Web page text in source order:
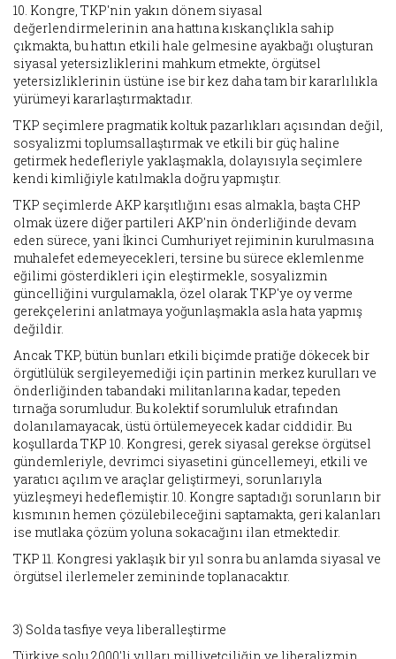
10. Kongre, TKP'nin yakın dönem siyasal
değerlendirmelerinin ana hattına kıskançlıkla sahip
çıkmakta, bu hattın etkili hale gelmesine ayakbağı oluşturan
siyasal yetersizliklerini mahkum etmekte, örgütsel
yetersizliklerinin üstüne ise bir kez daha tam bir kararlılıkla
yürümeyi kararlaştırmaktadır.
TKP seçimlere pragmatik koltuk pazarlıkları açısından değil,
sosyalizmi toplumsallaştırmak ve etkili bir güç haline
getirmek hedefleriyle yaklaşmakla, dolayısıyla seçimlere
kendi kimliğiyle katılmakla doğru yapmıştır.
TKP seçimlerde AKP karşıtlığını esas almakla, başta CHP
olmak üzere diğer partileri AKP'nin önderliğinde devam
eden sürece, yani İkinci Cumhuriyet rejiminin kurulmasına
muhalefet edemeyecekleri, tersine bu sürece eklemlenme
eğilimi gösterdikleri için eleştirmekle, sosyalizmin
güncelliğini vurgulamakla, özel olarak TKP'ye oy verme
gerekçelerini anlatmaya yoğunlaşmakla asla hata yapmış
değildir.
Ancak TKP, bütün bunları etkili biçimde pratiğe dökecek bir
örgütlülük sergileyemediği için partinin merkez kurulları ve
önderliğinden tabandaki militanlarına kadar, tepeden
tırnağa sorumludur. Bu kolektif sorumluluk etrafından
dolanılamayacak, üstü örtülemeyecek kadar ciddidir. Bu
koşullarda TKP 10. Kongresi, gerek siyasal gerekse örgütsel
gündemleriyle, devrimci siyasetini güncellemeyi, etkili ve
yaratıcı açılım ve araçlar geliştirmeyi, sorunlarıyla
yüzleşmeyi hedeflemiştir. 10. Kongre saptadığı sorunların bir
kısmının hemen çözülebileceğini saptamakta, geri kalanları
ise mutlaka çözüm yoluna sokacağını ilan etmektedir.
TKP 11. Kongresi yaklaşık bir yıl sonra bu anlamda siyasal ve
örgütsel ilerlemeler zemininde toplanacaktır.
3) Solda tasfiye veya liberalleştirme
Türkiye solu 2000'li yılları milliyetçiliğin ve liberalizmin